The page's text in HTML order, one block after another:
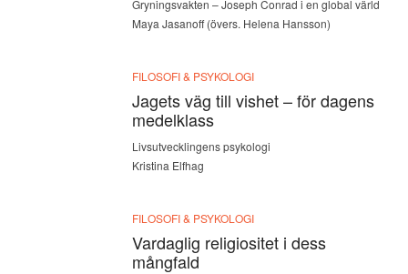
Gryningsvakten – Joseph Conrad i en global värld
Maya Jasanoff (övers. Helena Hansson)
FILOSOFI & PSYKOLOGI
Jagets väg till vishet – för dagens
medelklass
Livsutvecklingens psykologi
Kristina Elfhag
FILOSOFI & PSYKOLOGI
Vardaglig religiositet i dess
mångfald